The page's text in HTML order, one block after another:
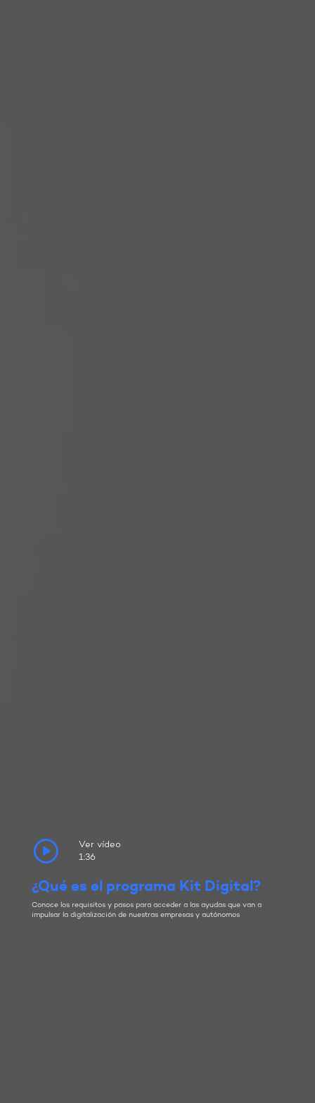
Ver vídeo
1:36
¿Qué es el programa Kit Digital?
Conoce los requisitos y pasos para acceder a las ayudas que van a
impulsar la digitalización de nuestras empresas y autónomos